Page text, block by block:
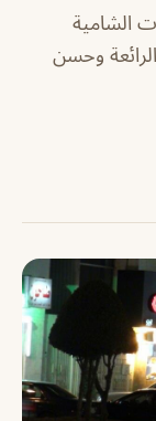
الشامية
وحسن